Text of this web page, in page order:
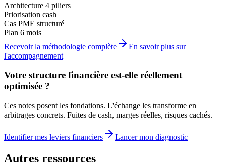
Architecture 4 piliers
Priorisation cash
Cas PME structuré
Plan 6 mois
Recevoir la méthodologie complète
En savoir plus sur
l'accompagnement
Votre structure financière est-elle réellement
optimisée ?
Ces notes posent les fondations. L'échange les transforme en
arbitrages concrets. Fuites de cash, marges réelles, risques cachés.
Identifier mes leviers financiers Lancer mon diagnostic
Autres ressources